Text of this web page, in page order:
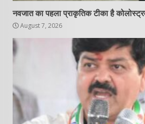
नवजात का पहला प्राकृतिक टीका है
August 7, 2026